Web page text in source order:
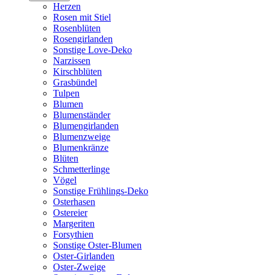
Herzen
Rosen mit Stiel
Rosenblüten
Rosengirlanden
Sonstige Love-Deko
Narzissen
Kirschblüten
Grasbündel
Tulpen
Blumen
Blumenständer
Blumengirlanden
Blumenzweige
Blumenkränze
Blüten
Schmetterlinge
Vögel
Sonstige Frühlings-Deko
Osterhasen
Ostereier
Margeriten
Forsythien
Sonstige Oster-Blumen
Oster-Girlanden
Oster-Zweige